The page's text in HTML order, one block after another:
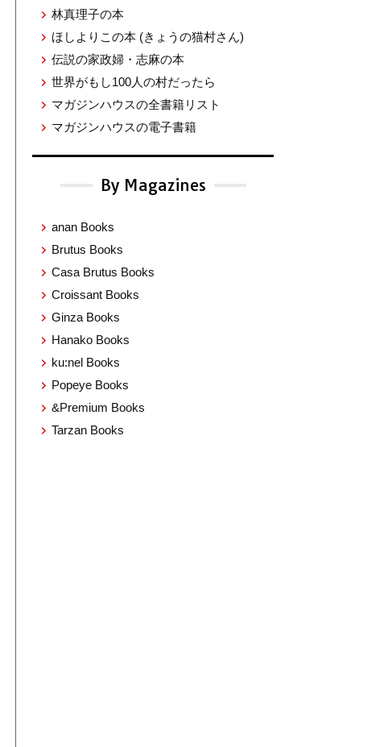
林真理子の本
ほしよりこの本 (きょうの猫村さん)
伝説の家政婦・志麻の本
世界がもし100人の村だったら
マガジンハウスの全書籍リスト
マガジンハウスの電子書籍
By Magazines
anan Books
Brutus Books
Casa Brutus Books
Croissant Books
Ginza Books
Hanako Books
ku:nel Books
Popeye Books
&Premium Books
Tarzan Books